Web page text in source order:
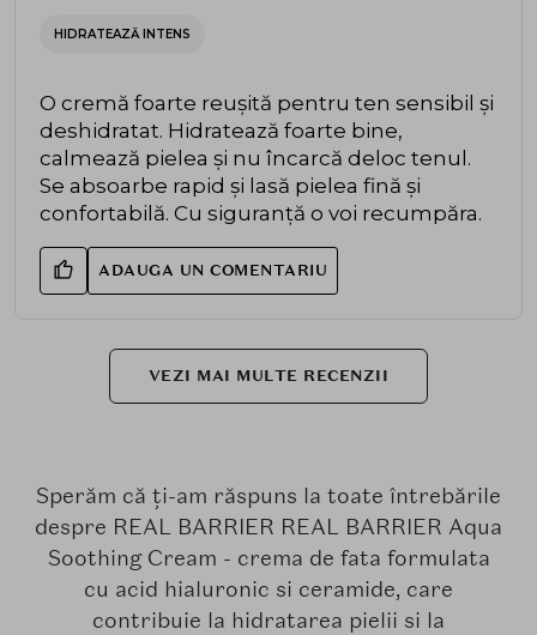
HIDRATEAZĂ INTENS
O cremă foarte reușită pentru ten sensibil și
deshidratat. Hidratează foarte bine,
calmează pielea și nu încarcă deloc tenul.
Se absoarbe rapid și lasă pielea fină și
confortabilă. Cu siguranță o voi recumpăra.
ADAUGA UN COMENTARIU
VEZI MAI MULTE RECENZII
Sperăm că ți-am răspuns la toate întrebările
despre REAL BARRIER REAL BARRIER Aqua
Soothing Cream - crema de fata formulata
cu acid hialuronic si ceramide, care
contribuie la hidratarea pielii si la